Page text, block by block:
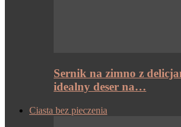
Sernik na zimno z
idealny deser na…
Ciasta bez pieczenia